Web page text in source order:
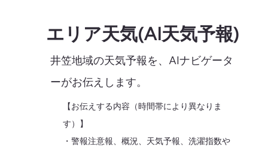
エリア天気(AI天気予報)
井笠地域の天気予報を、AIナビゲータ
ーがお伝えします。
【お伝えする内容（時間帯により異なりま
す）】
・警報注意報、概況、天気予報、洗濯指数や